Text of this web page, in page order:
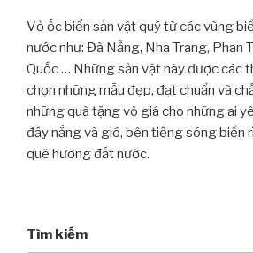
Vỏ ốc biển sản vật quý từ các vùng
nước như: Đà Nẵng, Nha Trang, Phan
Quốc … Những sản vật này được các
chọn những mẫu đẹp, đạt chuẩn và
những quà tặng vô giá cho những ai
đầy nắng và gió, bên tiếng sóng biển
quê hương đất nước.
Tìm kiếm